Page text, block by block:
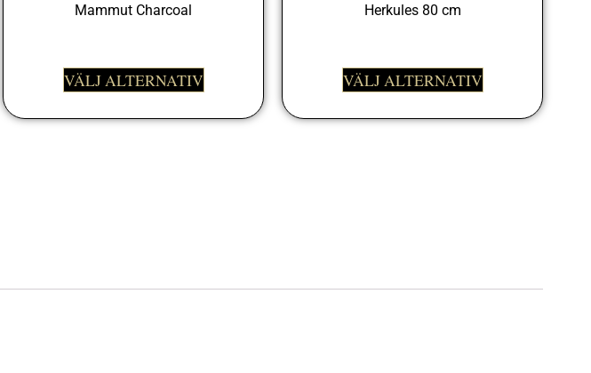
Mammut Charcoal
VÄLJ ALTERNATIV
Herkules 80 cm
VÄLJ ALTERNATIV